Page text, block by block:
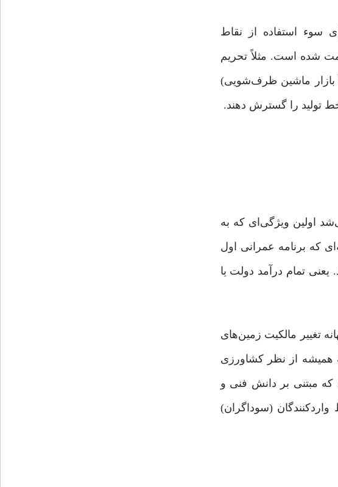
سوء استفاده از نقاط
شده است. مثلاً تحریم
بازار ماشین ظرف‌شویی)
اولین ویژگی‌ای که به
که برنامه عمرانی اول
تمام درآمد دولت یا
تغییر مالکیت زمین‌های
ایران که همیشه از نظر کشاورزی
که مبتنی بر دانش فنی و
(سوداگران)